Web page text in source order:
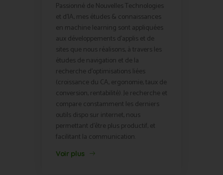
Passionné de Nouvelles Technologies
et d'IA, mes études & connaissances
en machine learning sont appliquées
aux développements d'applis et de
sites que nous réalisons, à travers les
études de navigation et de la
recherche d'optimisations liées
(croissance du CA, ergonomie, taux de
conversion, rentabilité). Je recherche et
compare constamment les derniers
outils dispo sur internet, nous
permettant d'être plus productif, et
facilitant la communication.
Voir plus